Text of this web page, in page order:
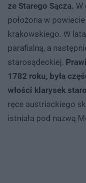
ze Starego Sącza. W
położona w
krakowskiego. W
parafialną, a
starosądeckiej.
1782 roku, była
włości klarysek
ręce austriackiego
istniała pod nazwą